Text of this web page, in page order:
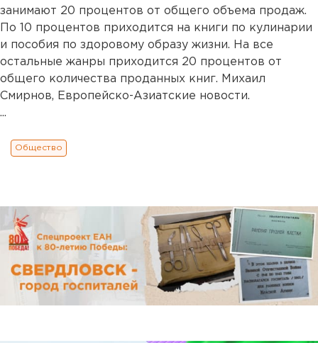
занимают 20 процентов от общего объема продаж.
По 10 процентов приходится на книги по кулинарии
и пособия по здоровому образу жизни. На все
остальные жанры приходится 20 процентов от
общего количества проданных книг. Михаил
Смирнов, Европейско-Азиатские новости.
...
Общество